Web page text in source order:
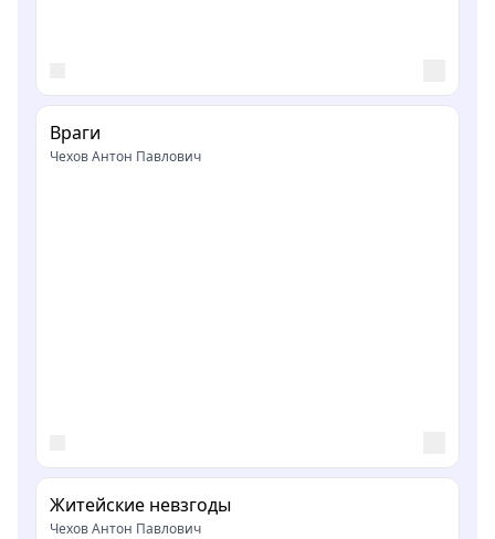
Враги
Чехов Антон Павлович
Житейские невзгоды
Чехов Антон Павлович